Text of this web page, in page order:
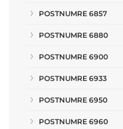
POSTNUMRE 6857
POSTNUMRE 6880
POSTNUMRE 6900
POSTNUMRE 6933
POSTNUMRE 6950
POSTNUMRE 6960